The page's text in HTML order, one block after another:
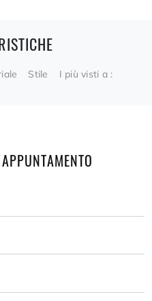
Stile I più visti a :